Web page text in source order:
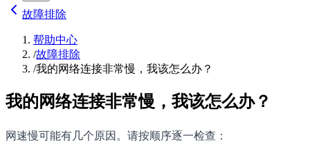
故障排除
帮助中心
/故障排除
/我的网络连接非常慢，我该怎么办？
我的网络连接非常慢，我该怎么办？
网速慢可能有几个原因。请按顺序逐一检查：